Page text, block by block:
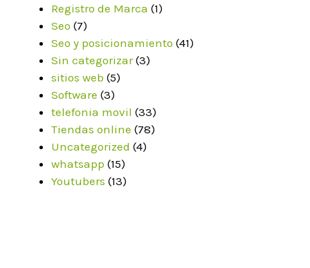
Registro de Marca (1)
Seo (7)
Seo y posicionamiento (41)
Sin categorizar(3)
sitios web (5)
Software (3)
telefonia movil (33)
Tiendas online (78)
Uncategorized (4)
whatsapp (15)
Youtubers (13)